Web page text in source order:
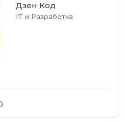
Дзен Код
IT и Разработка